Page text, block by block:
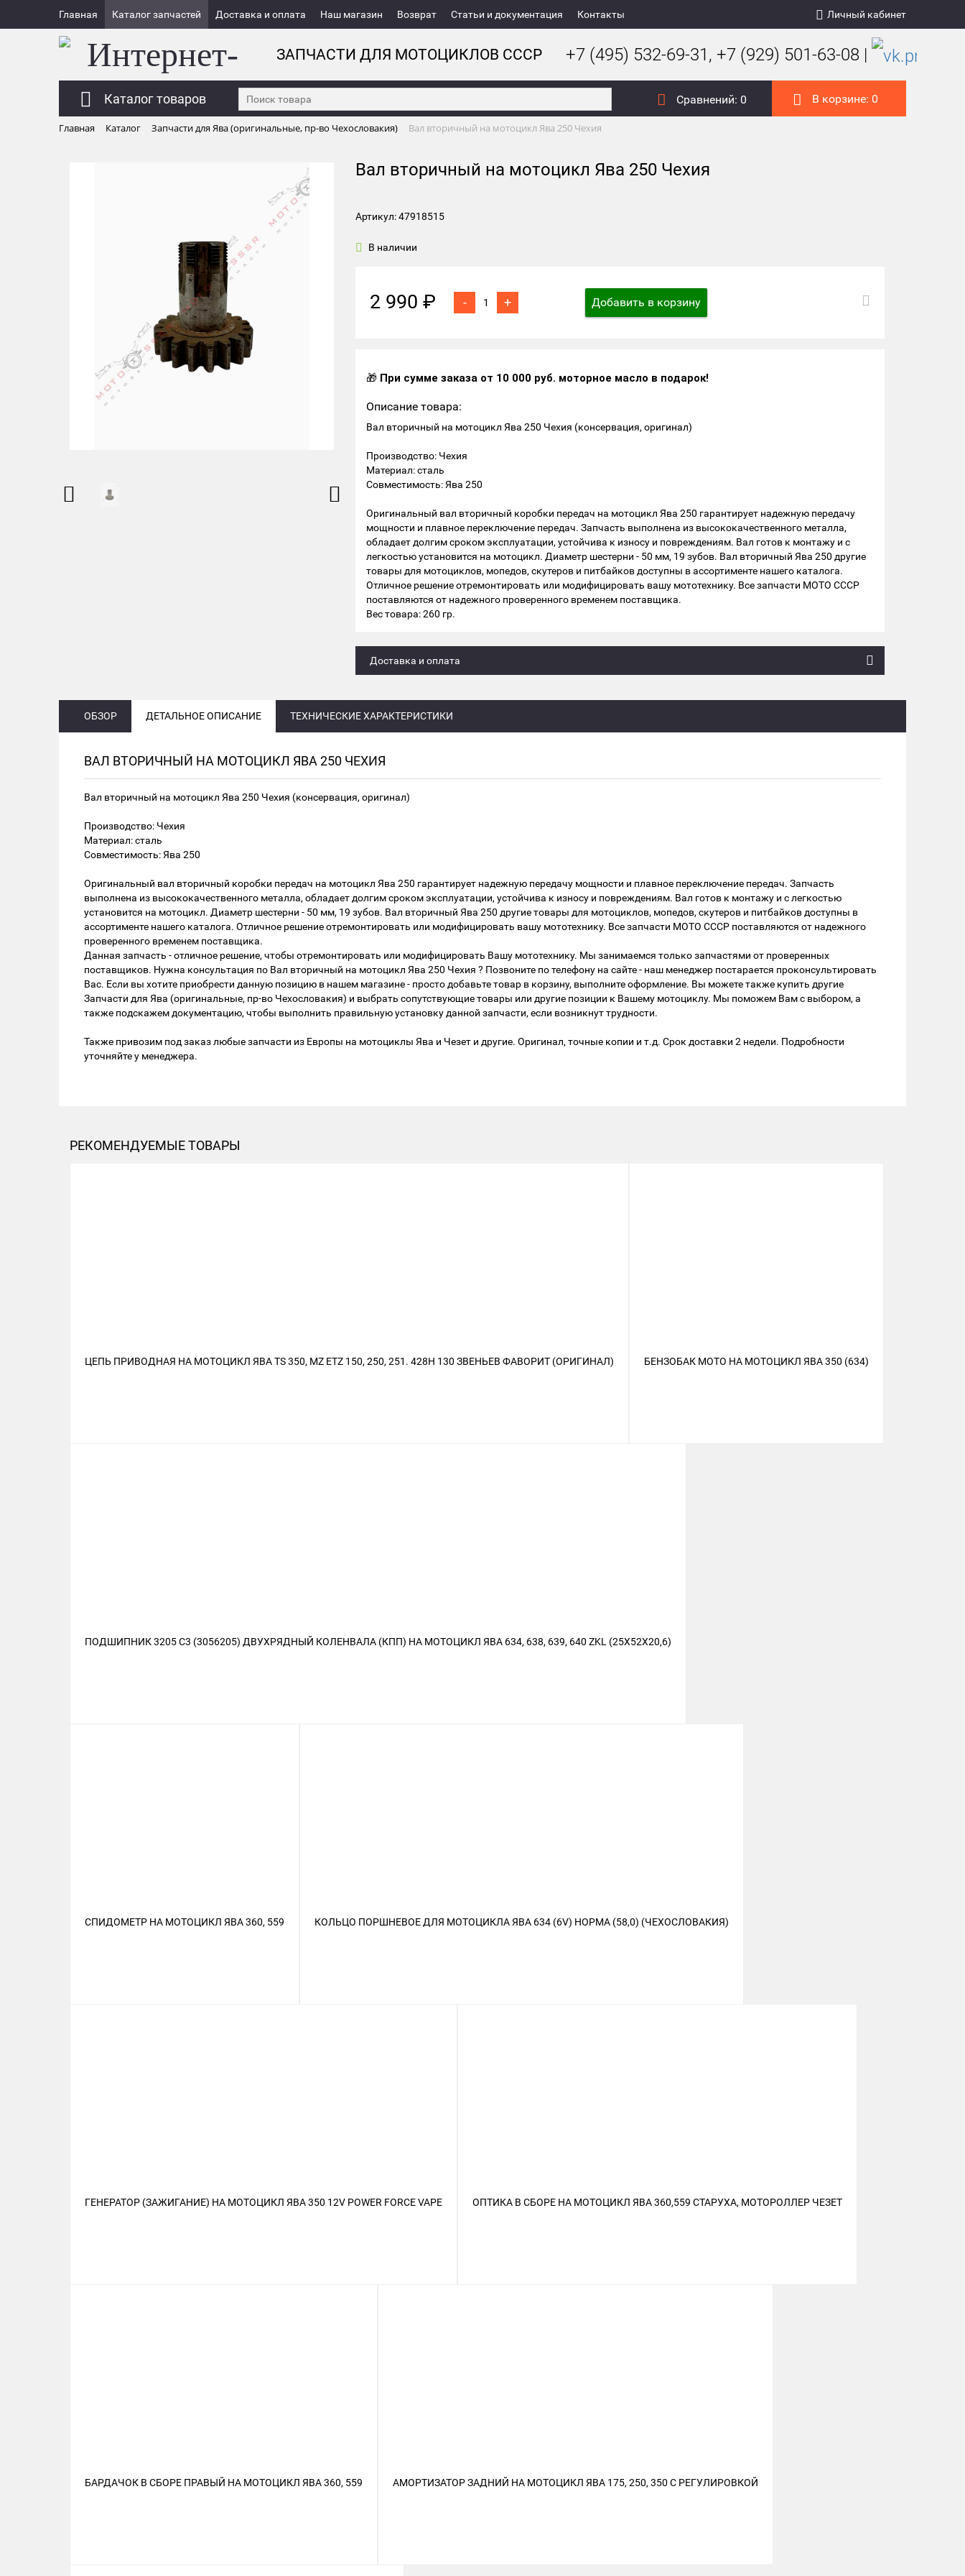
Главная Каталог запчастей Доставка и оплата Наш магазин Возврат Статьи и документация Контакты Личный кабинет
ЗАПЧАСТИ ДЛЯ МОТОЦИКЛОВ СССР +7 (495) 532-69-31, +7 (929) 501-63-08 |
Каталог товаров Сравнений: 0 В корзине: 0
Главная Каталог Запчасти для Ява (оригинальные, пр-во Чехословакия) Вал вторичный на мотоцикл Ява 250 Чехия
Вал вторичный на мотоцикл Ява 250 Чехия
Артикул: 47918515
В наличии
2 990 ₽ - + Добавить в корзину
🎁 При сумме заказа от 10 000 руб. моторное масло в подарок!
Описание товара:
Вал вторичный на мотоцикл Ява 250 Чехия (консервация, оригинал)
Производство: Чехия
Материал: сталь
Совместимость: Ява 250
Оригинальный вал вторичный коробки передач на мотоцикл Ява 250 гарантирует надежную передачу
мощности и плавное переключение передач. Запчасть выполнена из высококачественного металла,
обладает долгим сроком эксплуатации, устойчива к износу и повреждениям. Вал готов к монтажу и с
легкостью установится на мотоцикл. Диаметр шестерни - 50 мм, 19 зубов. Вал вторичный Ява 250 другие
товары для мотоциклов, мопедов, скутеров и питбайков доступны в ассортименте нашего каталога.
Отличное решение отремонтировать или модифицировать вашу мототехнику. Все запчасти МОТО СССР
поставляются от надежного проверенного временем поставщика.
Вес товара: 260 гр.
Доставка и оплата
ОБЗОР ДЕТАЛЬНОЕ ОПИСАНИЕ ТЕХНИЧЕСКИЕ ХАРАКТЕРИСТИКИ
ВАЛ ВТОРИЧНЫЙ НА МОТОЦИКЛ ЯВА 250 ЧЕХИЯ
Вал вторичный на мотоцикл Ява 250 Чехия (консервация, оригинал)
Производство: Чехия
Материал: сталь
Совместимость: Ява 250
Оригинальный вал вторичный коробки передач на мотоцикл Ява 250 гарантирует надежную передачу мощности и плавное переключение передач. Запчасть
выполнена из высококачественного металла, обладает долгим сроком эксплуатации, устойчива к износу и повреждениям. Вал готов к монтажу и с легкостью
установится на мотоцикл. Диаметр шестерни - 50 мм, 19 зубов. Вал вторичный Ява 250 другие товары для мотоциклов, мопедов, скутеров и питбайков доступны в
ассортименте нашего каталога. Отличное решение отремонтировать или модифицировать вашу мототехнику. Все запчасти МОТО СССР поставляются от надежного
проверенного временем поставщика.
Данная запчасть - отличное решение, чтобы отремонтировать или модифицировать Вашу мототехнику. Мы занимаемся только запчастями от проверенных
поставщиков. Нужна консультация по Вал вторичный на мотоцикл Ява 250 Чехия ? Позвоните по телефону на сайте - наш менеджер постарается проконсультировать
Вас. Если вы хотите приобрести данную позицию в нашем магазине - просто добавьте товар в корзину, выполните оформление. Вы можете также купить другие
Запчасти для Ява (оригинальные, пр-во Чехословакия) и выбрать сопутствующие товары или другие позиции к Вашему мотоциклу. Мы поможем Вам с выбором, а
также подскажем документацию, чтобы выполнить правильную установку данной запчасти, если возникнут трудности.
Также привозим под заказ любые запчасти из Европы на мотоциклы Ява и Чезет и другие. Оригинал, точные копии и т.д. Срок доставки 2 недели. Подробности
уточняйте у менеджера.
РЕКОМЕНДУЕМЫЕ ТОВАРЫ
ЦЕПЬ ПРИВОДНАЯ НА МОТОЦИКЛ ЯВА TS 350, MZ ETZ 150, 250, 251. 428Н 130 ЗВЕНЬЕВ ФАВОРИТ (ОРИГИНАЛ) БЕНЗОБАК МОТО НА МОТОЦИКЛ ЯВА 350 (634)
ПОДШИПНИК 3205 C3 (3056205) ДВУХРЯДНЫЙ КОЛЕНВАЛА (КПП) НА МОТОЦИКЛ ЯВА 634, 638, 639, 640 ZKL (25X52X20,6)
СПИДОМЕТР НА МОТОЦИКЛ ЯВА 360, 559 КОЛЬЦО ПОРШНЕВОЕ ДЛЯ МОТОЦИКЛА ЯВА 634 (6V) НОРМА (58,0) (ЧЕХОСЛОВАКИЯ)
ГЕНЕРАТОР (ЗАЖИГАНИЕ) НА МОТОЦИКЛ ЯВА 350 12V POWER FORCE VAPE ОПТИКА В СБОРЕ НА МОТОЦИКЛ ЯВА 360,559 СТАРУХА, МОТОРОЛЛЕР ЧЕЗЕТ
БАРДАЧОК В СБОРЕ ПРАВЫЙ НА МОТОЦИКЛ ЯВА 360, 559 АМОРТИЗАТОР ЗАДНИЙ НА МОТОЦИКЛ ЯВА 175, 250, 350 С РЕГУЛИРОВКОЙ